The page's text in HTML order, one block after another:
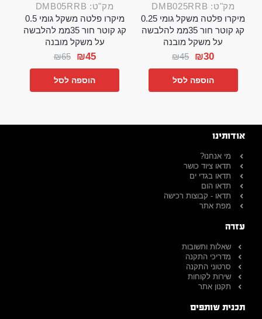
מק"ט: DMB025RRB
מיקרו פלטה משקל גומי 0.25
קג קוטר חור 35ממ להלבשה
על משקל מובנה
₪45 ₪30
הוספה לסל
מק"ט: DMB05RRB
מיקרו פלטה משקל גומי 0.5
קג קוטר חור 35ממ להלבשה
על משקל מובנה
₪65 ₪45
הוספה לסל
אודותינו
מי אנחנו?
תדאו ציוד כושר
תדאו בגדי ים
תדאו הום
תדאו - קבוצות רכישה
מפת אתר
עזרה
שאלות ותשובות
מדריכי התקנה
סרטוני התקנה
שירות לקוחות
תקנון אתר
תכנית שותפים